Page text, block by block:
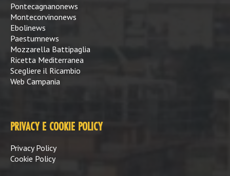
Pontecagnanonews
Montecorvinonews
Ebolinews
Paestumnews
Mozzarella Battipaglia
Ricetta Mediterranea
Scegliere il Ricambio
Web Campania
PRIVACY E COOKIE POLICY
Privacy Policy
Cookie Policy